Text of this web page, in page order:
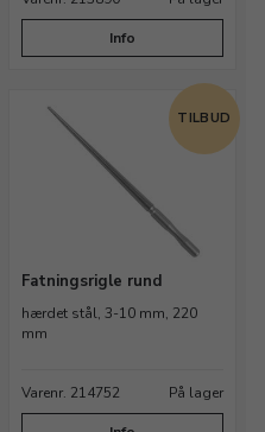
Info
TILBUD
Fatningsrigle rund
hærdet stål, 3-10 mm, 220
mm
Varenr. 214752 På lager